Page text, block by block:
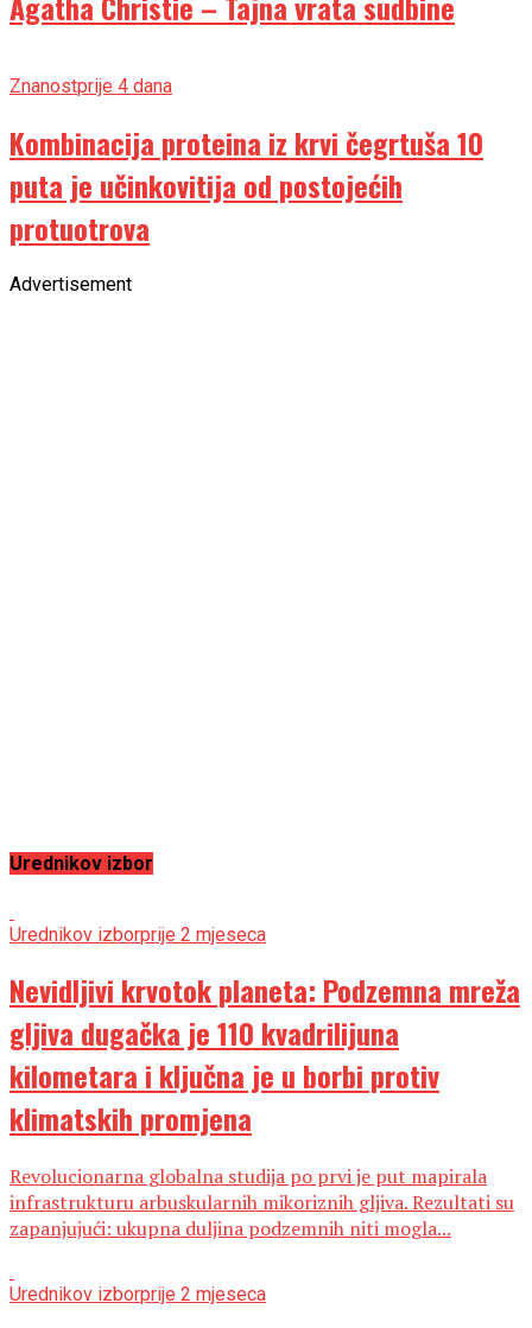
Znanostprije 4 dana
Kombinacija proteina iz krvi čegrtuša 10
puta je učinkovitija od postojećih
protuotrova
Advertisement
Urednikov izbor
Urednikov izborprije 2 mjeseca
Nevidljivi krvotok planeta: Podzemna mreža
gljiva dugačka je 110 kvadrilijuna
kilometara i ključna je u borbi protiv
klimatskih promjena
Revolucionarna globalna studija po prvi je put mapirala
infrastrukturu arbuskularnih mikoriznih gljiva. Rezultati su
zapanjujući: ukupna duljina podzemnih niti mogla...
Urednikov izborprije 2 mjeseca